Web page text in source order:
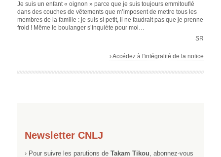
Je suis un enfant « oignon » parce que je suis toujours emmitouflé
dans des couches de vêtements que m’imposent de mettre tous les
membres de la famille : je suis si petit, il ne faudrait pas que je prenne
froid ! Même le boulanger s’inquiète pour moi…
SR
› Accédez à l'intégralité de la notice
Newsletter CNLJ
› Pour suivre les parutions de Takam Tikou, abonnez-vous